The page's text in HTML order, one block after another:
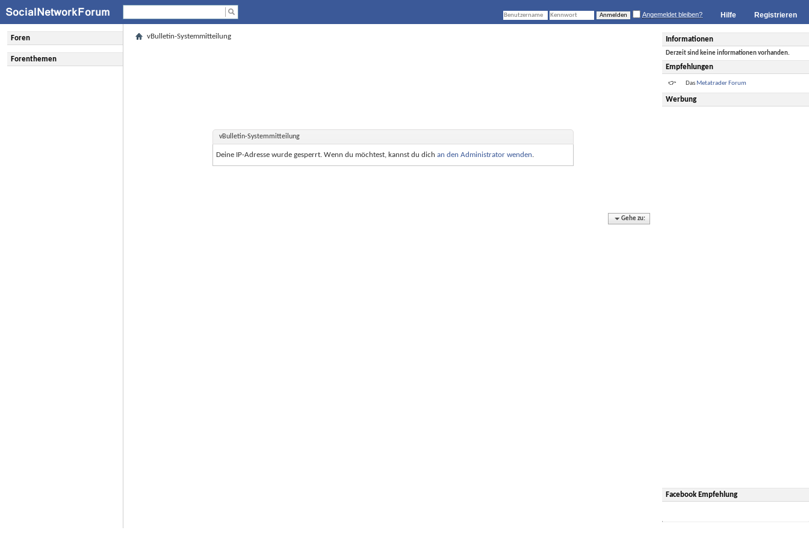
Registrieren
Hilfe
Angemeldet bleiben?
Informationen
Derzeit sind keine informationen vorhanden.
Empfehlungen
Das Metatrader Forum
Werbung
Facebook Empfehlung
Foren
Forenthemen
vBulletin-Systemmitteilung
vBulletin-Systemmitteilung
Deine IP-Adresse wurde gesperrt. Wenn du möchtest, kannst du dich an den Administrator wenden.
Gehe zu: